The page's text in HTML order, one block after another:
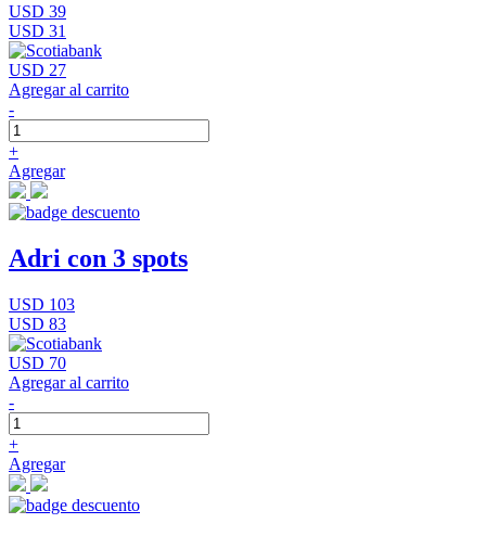
USD 39
USD 31
USD 27
Agregar al carrito
-
+
Agregar
Adri con 3 spots
USD 103
USD 83
USD 70
Agregar al carrito
-
+
Agregar